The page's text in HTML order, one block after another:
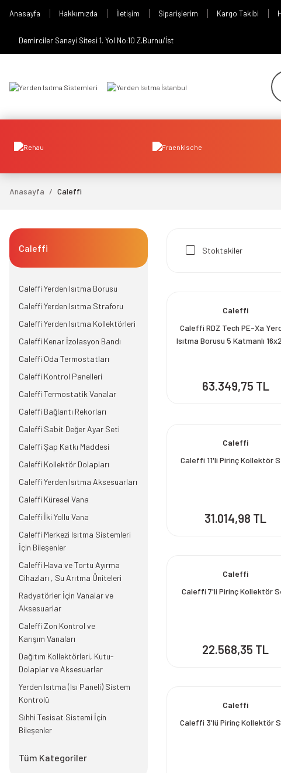
Anasayfa Hakkımızda İletişim Siparişlerim Kargo Takibi
Demirciler Sanayi Sitesi 1. Yol No:10 Z.Burnu/İst
Anasayfa Caleffi
Caleffi
Caleffi Yerden Isıtma Borusu
Caleffi Yerden Isıtma Straforu
Caleffi Yerden Isıtma Kollektörleri
Caleffi Kenar İzolasyon Bandı
Caleffi Oda Termostatları
Caleffi Kontrol Panelleri
Caleffi Termostatik Vanalar
Caleffi Bağlantı Rekorları
Caleffi Sabit Değer Ayar Seti
Caleffi Şap Katkı Maddesi
Caleffi Kollektör Dolapları
Caleffi Yerden Isıtma Aksesuarları
Caleffi Küresel Vana
Caleffi İki Yollu Vana
Caleffi Merkezi Isıtma Sistemleri
İçin Bileşenler
Caleffi Hava ve Tortu Ayırma
Cihazları , Su Arıtma Üniteleri
Radyatörler İçin Vanalar ve
Aksesuarlar
Caleffi Zon Kontrol ve
Karışım Vanaları
Dağıtım Kollektörleri, Kutu-
Dolaplar ve Aksesuarlar
Yerden Isıtma (Isı Paneli) Sistem
Kontrolü
Sıhhi Tesisat Sistemi İçin
Bileşenler
Tüm Kategoriler
Stoktakiler
Caleffi
Caleffi RDZ Tech PE-Xa
Isıtma Borusu 5 Katmanlı
63.349,75 TL
Caleffi
Caleffi 11'li Pirinç Kollektör
31.014,98 TL
Caleffi
Caleffi 7'li Pirinç Kollektör
22.568,35 TL
Caleffi
Caleffi 3'lü Pirinç Kollektör